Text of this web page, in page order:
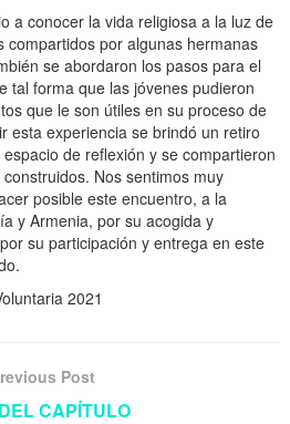
a conocer la vida religiosa a la luz de
compartidos por algunas hermanas
se abordaron los pasos para el
tal forma que las jóvenes pudieron
que le son útiles en su proceso de
esta experiencia se brindó un retiro
de reflexión y se compartieron
Nos sentimos muy
posible este encuentro, a la
y Armenia, por su acogida y
su participación y entrega en este
2021
Post
CAPÍTULO